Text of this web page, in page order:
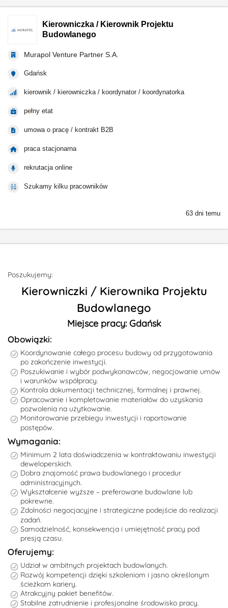
Kierowniczka / Kierownik Projektu
Budowlanego
Murapol Venture Partner S.A.
Gdańsk
kierownik / kierowniczka / koordynator / koordynatorka
pełny etat
umowa o pracę / kontrakt B2B
praca stacjonarna
rekrutacja online
Szukamy kilku pracowników
63 dni temu
Poszukujemy:
Kierowniczki / Kierownika Projektu
Budowlanego
Miejsce pracy: Gdańsk
Obowiązki:
Koordynowanie całego procesu budowy od przygotowania
po zakończenie inwestycji.
Poszukiwanie i wybór podwykonawców, negocjowanie umów
i warunków współpracy.
Kontrola dokumentacji technicznej, formalnej i prawnej.
Opracowanie i kompletowanie materiałów do uzyskania
pozwolenia na użytkowanie.
Monitorowanie przebiegu inwestycji i raportowanie
postępów.
Wymagania:
Minimum 2 lata doświadczenia w kontraktowaniu inwestycji
deweloperskich.
Dobra znajomość prawa budowlanego i procedur
administracyjnych.
Wykształcenie wyższe – preferowane budowlane lub
pokrewne.
Zdolności negocjacyjne i strategiczne podejście do realizacji
zadań.
Samodzielność, konsekwencja i umiejętność pracy pod
presją czasu.
Oferujemy:
Udział w ambitnych projektach budowlanych.
Rozwój kompetencji dzięki szkoleniom i jasno określonym
ścieżkom kariery.
Atrakcyjny pakiet benefitów.
Stabilne zatrudnienie i profesjonalne środowisko pracy.